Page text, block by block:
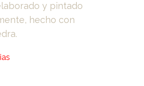
y pintado
hecho con